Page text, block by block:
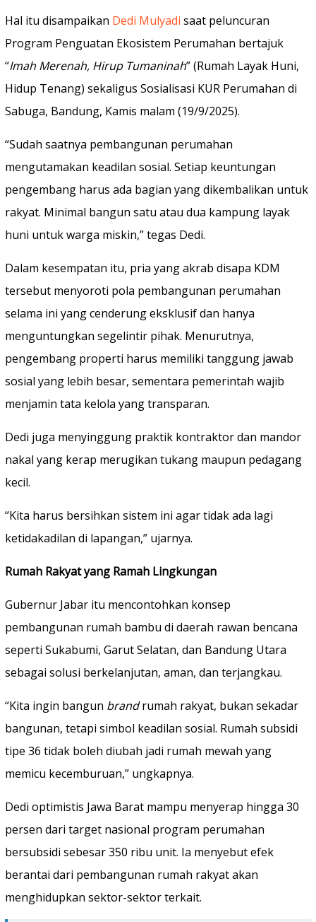
Hal itu disampaikan Dedi Mulyadi saat peluncuran
Program Penguatan Ekosistem Perumahan bertajuk
“Imah Merenah, Hirup Tumaninah” (Rumah Layak Huni,
Hidup Tenang) sekaligus Sosialisasi KUR Perumahan di
Sabuga, Bandung, Kamis malam (19/9/2025).
“Sudah saatnya pembangunan perumahan
mengutamakan keadilan sosial. Setiap keuntungan
pengembang harus ada bagian yang dikembalikan untuk
rakyat. Minimal bangun satu atau dua kampung layak
huni untuk warga miskin,” tegas Dedi.
Dalam kesempatan itu, pria yang akrab disapa KDM
tersebut menyoroti pola pembangunan perumahan
selama ini yang cenderung eksklusif dan hanya
menguntungkan segelintir pihak. Menurutnya,
pengembang properti harus memiliki tanggung jawab
sosial yang lebih besar, sementara pemerintah wajib
menjamin tata kelola yang transparan.
Dedi juga menyinggung praktik kontraktor dan mandor
nakal yang kerap merugikan tukang maupun pedagang
kecil.
“Kita harus bersihkan sistem ini agar tidak ada lagi
ketidakadilan di lapangan,” ujarnya.
Rumah Rakyat yang Ramah Lingkungan
Gubernur Jabar itu mencontohkan konsep
pembangunan rumah bambu di daerah rawan bencana
seperti Sukabumi, Garut Selatan, dan Bandung Utara
sebagai solusi berkelanjutan, aman, dan terjangkau.
“Kita ingin bangun brandrumah rakyat, bukan sekadar
bangunan, tetapi simbol keadilan sosial. Rumah subsidi
tipe 36 tidak boleh diubah jadi rumah mewah yang
memicu kecemburuan,” ungkapnya.
Dedi optimistis Jawa Barat mampu menyerap hingga 30
persen dari target nasional program perumahan
bersubsidi sebesar 350 ribu unit. Ia menyebut efek
berantai dari pembangunan rumah rakyat akan
menghidupkan sektor-sektor terkait.